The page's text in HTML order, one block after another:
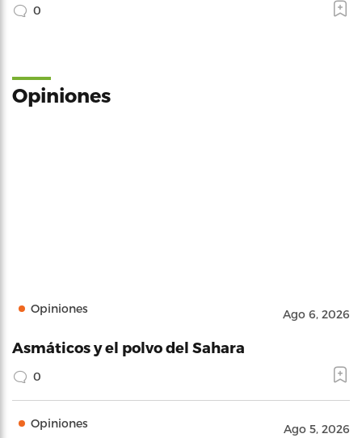
0
Opiniones
Opiniones Ago 6, 2026
Asmáticos y el polvo del Sahara
0
Opiniones Ago 5, 2026